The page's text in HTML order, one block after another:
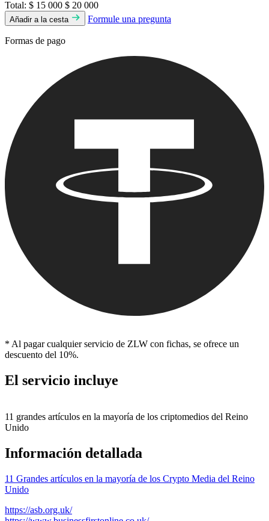
Total: $ 15 000 $ 20 000
Añadir a la cesta Formule una pregunta
Formas de pago
* Al pagar cualquier servicio de ZLW con fichas, se ofrece un
descuento del 10%.
El servicio incluye
11 grandes artículos en la mayoría de los criptomedios del Reino
Unido
Información detallada
11 Grandes artículos en la mayoría de los Crypto Media del Reino
Unido
https://asb.org.uk/